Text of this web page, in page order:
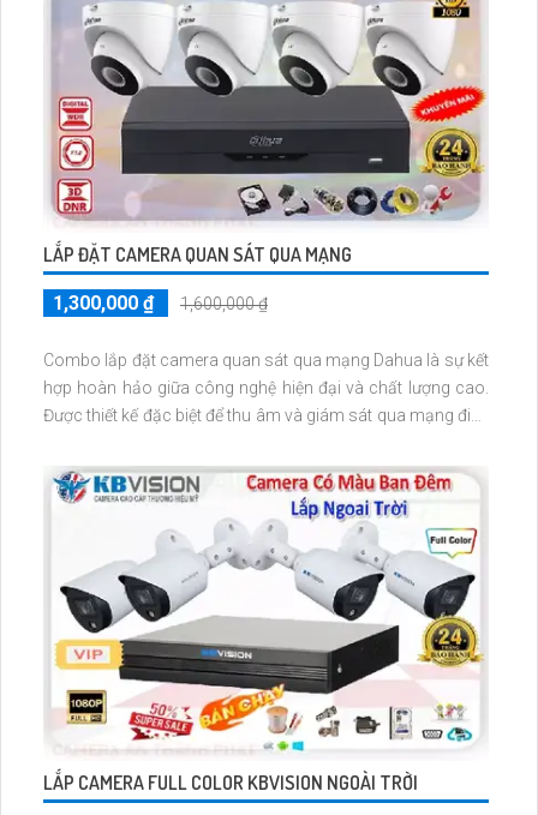
LẮP ĐẶT CAMERA QUAN SÁT QUA MẠNG
1,300,000 ₫ 1,600,000 ₫
Combo lắp đặt camera quan sát qua mạng Dahua là sự kết
hợp hoàn hảo giữa công nghệ hiện đại và chất lượng cao.
Được thiết kế đặc biệt để thu âm và giám sát qua mạng điện
giám sát an ninh. Với hình ảnh chất lượng cao, bạn có thể
dễ dàng quan sát mọi góc nhìn từ xa chỉ qua một ứng dụng
trên điện thoại di động
LẮP CAMERA FULL COLOR KBVISION NGOÀI TRỜI